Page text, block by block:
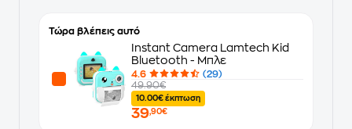
Τώρα βλέπεις αυτό
Instant Camera Lamtech Kid
Bluetooth - Μπλε
4.6
(29)
49.90€
10.00€ έκπτωση
39,90€